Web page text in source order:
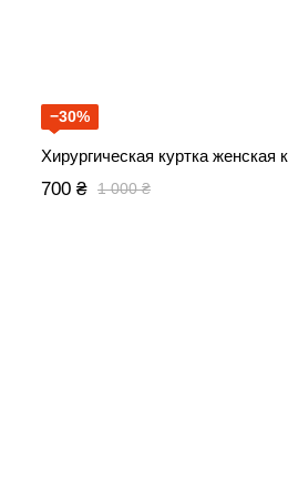
−30%
Хирургическая куртка женская
1 000 ₴
700 ₴